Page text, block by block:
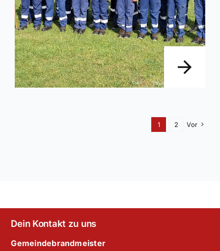
1 2 Vor
Dein Kontakt zu uns
Gemeindebrandmeister